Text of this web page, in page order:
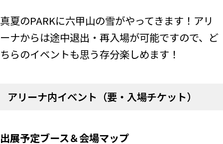
真夏のPARKに六甲山の雪がやってきます！アリ
ーナからは途中退出・再入場が可能ですので、ど
ちらのイベントも思う存分楽しめます！
アリーナ内イベント（要・入場チケット）
出展予定ブース＆会場マップ